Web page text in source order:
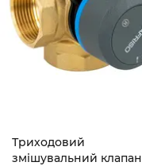
Триходовий
змішувальний клапан